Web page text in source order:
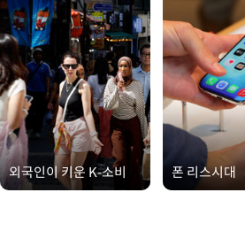
외국인이 키운 K-소비 폰 리스시대